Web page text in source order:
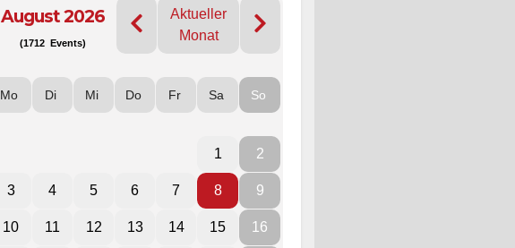
August 2026
(1712 Events)
Aktueller
Monat
Mo Di Mi Do Fr Sa So
1 2
3 4 5 6 7 8 9
10 11 12 13 14 15 16